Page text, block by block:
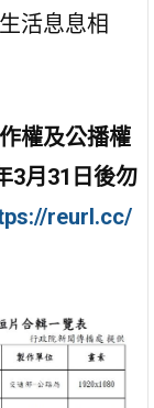
活息息相
權及公播權
3月31日後勿
reurl.cc/